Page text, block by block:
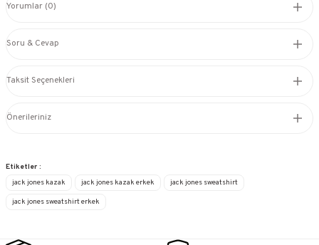
Yorumlar (0)
Soru & Cevap
Taksit Seçenekleri
Önerileriniz
Etiketler :
jack jones kazak
jack jones kazak erkek jack jones sweatshirt
jack jones sweatshirt erkek